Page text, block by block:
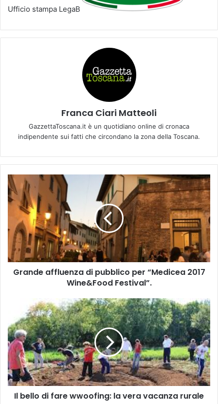
Ufficio stampa LegaB
Franca Ciari Matteoli
GazzettaToscana.it è un quotidiano online di cronaca
indipendente sui fatti che circondano la zona della Toscana.
G
r
a
e
f
a
d
i
p
u
b
b
Grande affluenza di pubblico per “Medicea 2017
Wine&Food Festival”.
b
e
l
l
o
d
i
Il bello di fare wwoofing: la vera vacanza rurale